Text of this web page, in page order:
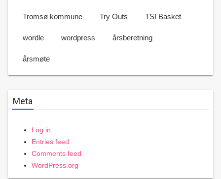
Tromsø kommune Try Outs TSI Basket
wordle wordpress årsberetning
årsmøte
Meta
Log in
Entries feed
Comments feed
WordPress.org